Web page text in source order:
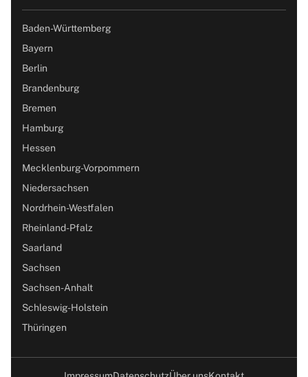
Baden-Württemberg
Bayern
Berlin
Brandenburg
Bremen
Hamburg
Hessen
Mecklenburg-Vorpommern
Niedersachsen
Nordrhein-Westfalen
Rheinland-Pfalz
Saarland
Sachsen
Sachsen-Anhalt
Schleswig-Holstein
Thüringen